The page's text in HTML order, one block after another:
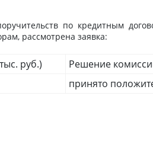
по кредитным
рассмотрена заявка:
руб.)
Решение
принято